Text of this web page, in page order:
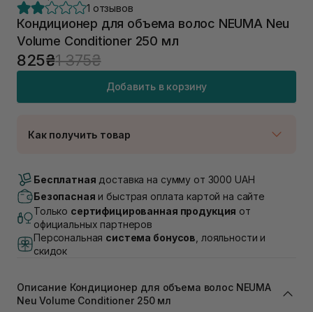
1 отзывов
Кондиционер для объема волос NEUMA Neu
Volume Conditioner 250 мл
825₴1 375₴
Добавить в корзину
Как получить товар
В наличии
Самовывоз г. Луцк, Винниченка 4
Самовывоз г. Львов, ул. Академика Подстригача,
1В (Duck's Lake)
Самовывоз г. Львов ул. Степана Бандеры 43
В наличии
Бесплатная доставка на сумму от 3000 UAH
Безопасная и быстрая оплата картой на сайте
Только сертифицированная продукция от
официальных партнеров
Персональная система бонусов , лояльности и
скидок
Описание Кондиционер для объема волос NEUMA
Neu Volume Conditioner 250 мл